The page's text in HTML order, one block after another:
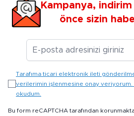
Kampanya,
önce sizin
E-
Tarafıma ticari elektronik ileti
verilerimin işlenmesine onay veriyorum.
okudum.
Bu form reCAPTCHA tarafından